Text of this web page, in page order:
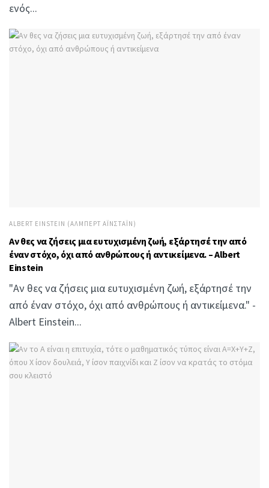
ενός...
ALBERT EINSTEIN (ΆΛΜΠΕΡΤ ΑΪΝΣΤΆΙΝ)
Αν θες να ζήσεις μια ευτυχισμένη ζωή, εξάρτησέ την από
έναν στόχο, όχι από ανθρώπους ή αντικείμενα. – Albert
Einstein
"Αν θες να ζήσεις μια ευτυχισμένη ζωή, εξάρτησέ την
από έναν στόχο, όχι από ανθρώπους ή αντικείμενα." -
Albert Einstein...